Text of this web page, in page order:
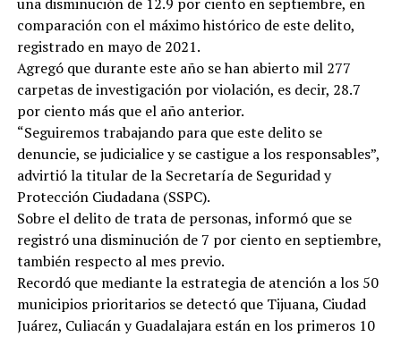
comparación con el máximo histórico de este delito,
registrado en mayo de 2021.
Agregó que durante este año se han abierto mil 277
carpetas de investigación por violación, es decir, 28.7
por ciento más que el año anterior.
“Seguiremos trabajando para que este delito se
denuncie, se judicialice y se castigue a los responsables”,
advirtió la titular de la Secretaría de Seguridad y
Protección Ciudadana (SSPC).
Sobre el delito de trata de personas, informó que se
registró una disminución de 7 por ciento en septiembre,
también respecto al mes previo.
Recordó que mediante la estrategia de atención a los 50
municipios prioritarios se detectó que Tijuana, Ciudad
Juárez, Culiacán y Guadalajara están en los primeros 10